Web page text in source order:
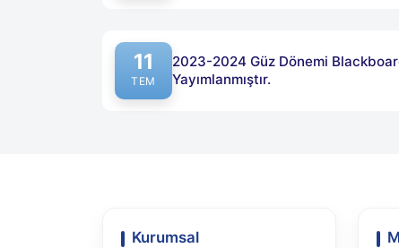
Yayın tarihi: 11 Temmuz 2023
11
TEM
2023-2024 Güz Dönemi
Yayımlanmıştır.
Kurumsal